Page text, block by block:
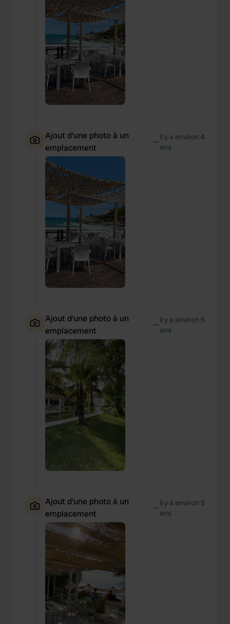
Ajout d'une photo à un
emplacement
—il y a environ 4
ans
Ajout d'une photo à un
emplacement
—il y a environ 5
ans
Ajout d'une photo à un
emplacement
—il y a environ 5
ans